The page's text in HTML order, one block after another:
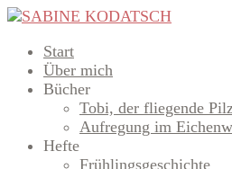
Start
Über mich
Bücher
Tobi, der fliegende
Aufregung im
Hefte
Frühlingsgeschichte